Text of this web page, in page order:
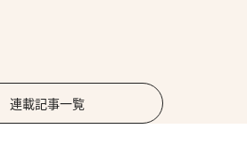
連載記事一覧